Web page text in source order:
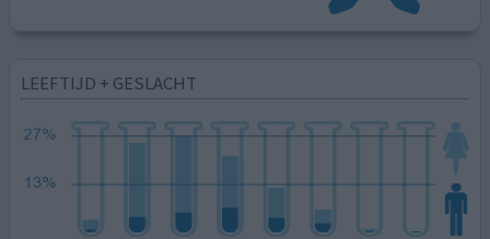
LEEFTIJD + GESLACHT